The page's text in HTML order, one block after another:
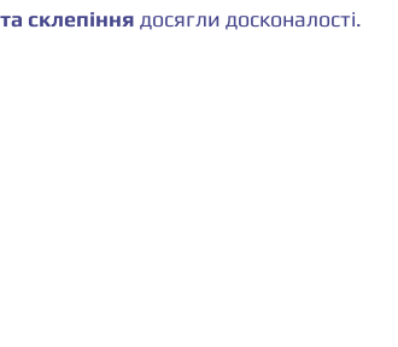
склепіння досягли досконалості.